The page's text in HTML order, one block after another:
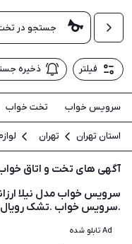
فیلتر ذخیره
سرویس خواب تخت خواب
استان تهران تهران
آگهی های تخت و اتاق
سرویس خواب مدل نیلا
.سرویس خواب .تشک رویال
Ad تابلو شده